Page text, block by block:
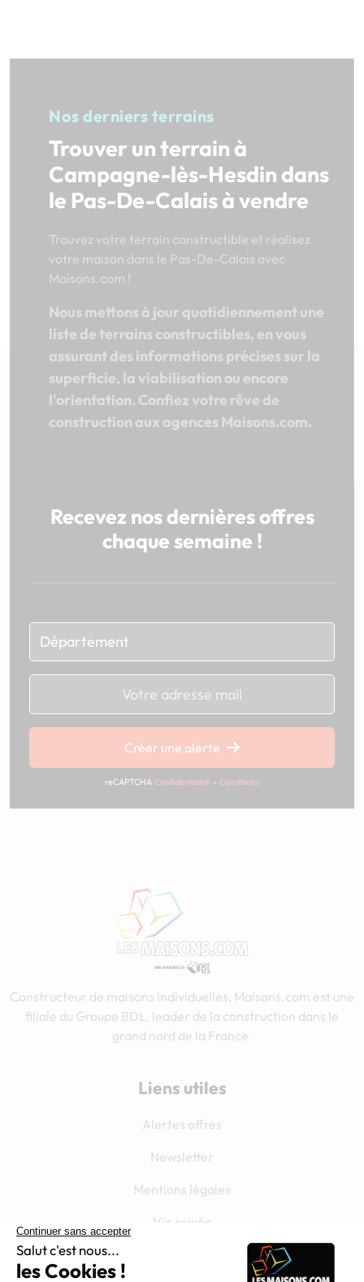
Nos derniers terrains
Trouver un terrain à
Campagne-lès-Hesdin dans
le Pas-De-Calais à vendre
Trouvez votre terrain constructible et réalisez
votre maison dans le Pas-De-Calais avec
Maisons.com !
Nous mettons à jour quotidiennement une
liste de terrains constructibles, en vous
assurant des informations précises sur la
superficie, la viabilisation ou encore
l'orientation. Confiez votre rêve de
construction aux agences Maisons.com.
Recevez nos dernières offres
chaque semaine !
Chargement...
Créer une alerte
reCAPTCHA Confidentialité - Conditions
Constructeur de maisons individuelles, Maisons.com est une
filiale du Groupe BDL, leader de la construction dans le
grand nord de la France.
Liens utiles
Alertes offres
Newsletter
Mentions légales
Vie privée